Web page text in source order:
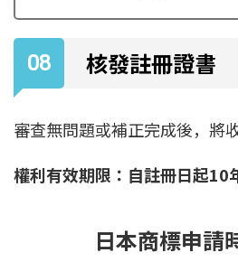
核發註冊證書
審查無問題或補正完成後，將
權利有效期限：自註冊日起10
日本商標申請